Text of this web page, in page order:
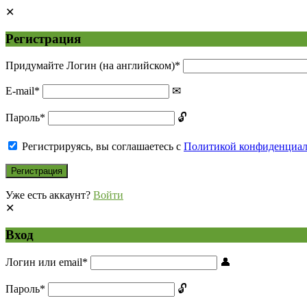
Регистрация
Придумайте Логин (на английском)*
E-mail*
Пароль*
Регистрируясь, вы соглашаетесь с Политикой
Уже есть аккаунт? Войти
Вход
Логин или email*
Пароль*